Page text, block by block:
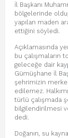
İl Başkanı
bölgelerinde
yapılan maden
ettiğini söyledi.
Açıklamasında
bu çalışmaların
geleceğe dair
Gümüşhane İl
şehrimizin
edilemez.
türlü çalışmada
bilgilendirilmesi
dedi.
Doğanın, su